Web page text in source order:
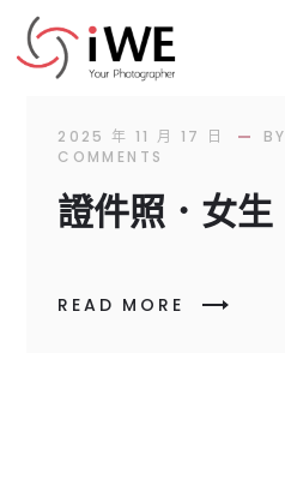
2025 年 11 月 17 日 BY
COMMENTS
證件照．女生
READ MORE